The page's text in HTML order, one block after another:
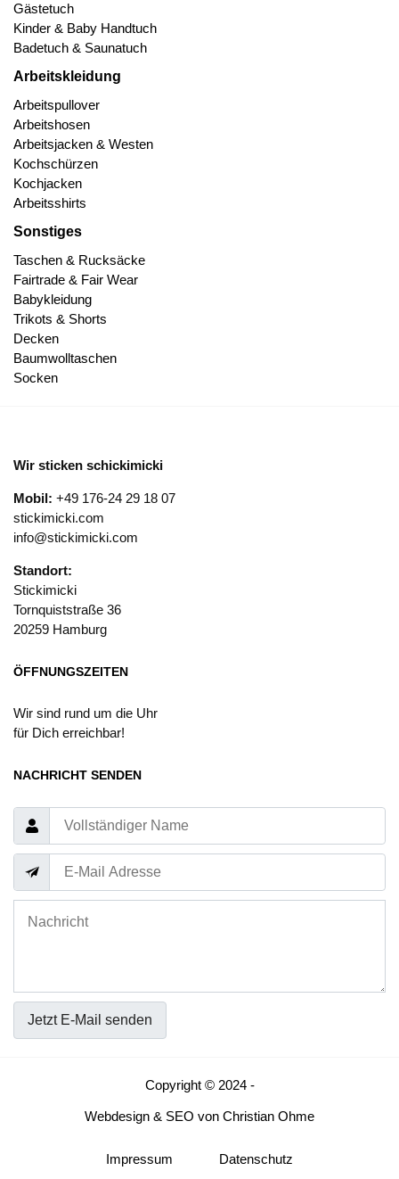
Gästetuch
Kinder & Baby Handtuch
Badetuch & Saunatuch
Arbeitskleidung
Arbeitspullover
Arbeitshosen
Arbeitsjacken & Westen
Kochschürzen
Kochjacken
Arbeitsshirts
Sonstiges
Taschen & Rucksäcke
Fairtrade & Fair Wear
Babykleidung
Trikots & Shorts
Decken
Baumwolltaschen
Socken
Wir sticken schickimicki
Mobil: +49 176-24 29 18 07
stickimicki.com
info@stickimicki.com
Standort:
Stickimicki
Tornquiststraße 36
20259 Hamburg
ÖFFNUNGSZEITEN
Wir sind rund um die Uhr
für Dich erreichbar!
NACHRICHT SENDEN
Jetzt E-Mail senden
Copyright © 2024 -
Webdesign & SEO von Christian Ohme
Impressum Datenschutz